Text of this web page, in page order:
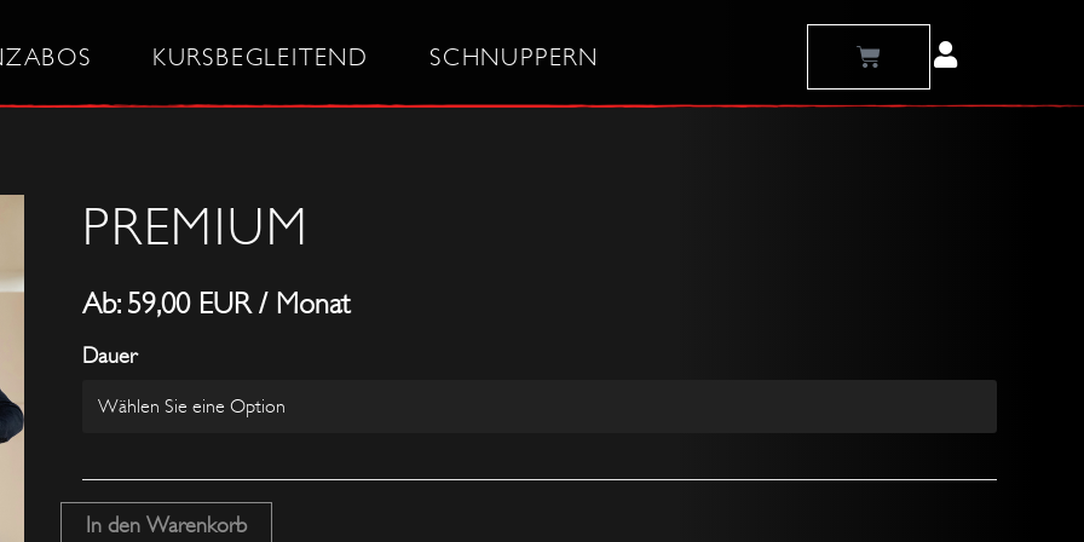
KURSBEGLEITEND SCHNUPPERN Warenkorb
PREMIUM
Ab: 59,00 EUR / Monat
Dauer
In den Warenkorb